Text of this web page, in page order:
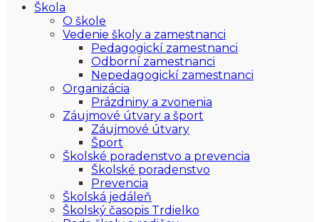
Škola
O škole
Vedenie školy a zamestnanci
Pedagogickí zamestnanci
Odborní zamestnanci
Nepedagogickí zamestnanci
Organizácia
Prázdniny a zvonenia
Záujmové útvary a šport
Záujmové útvary
Šport
Školské poradenstvo a prevencia
Školské poradenstvo
Prevencia
Školská jedáleň
Školský časopis Trdielko